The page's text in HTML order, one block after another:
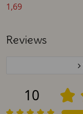
snoepjes - Feestdagen
1,69
Reviews
10